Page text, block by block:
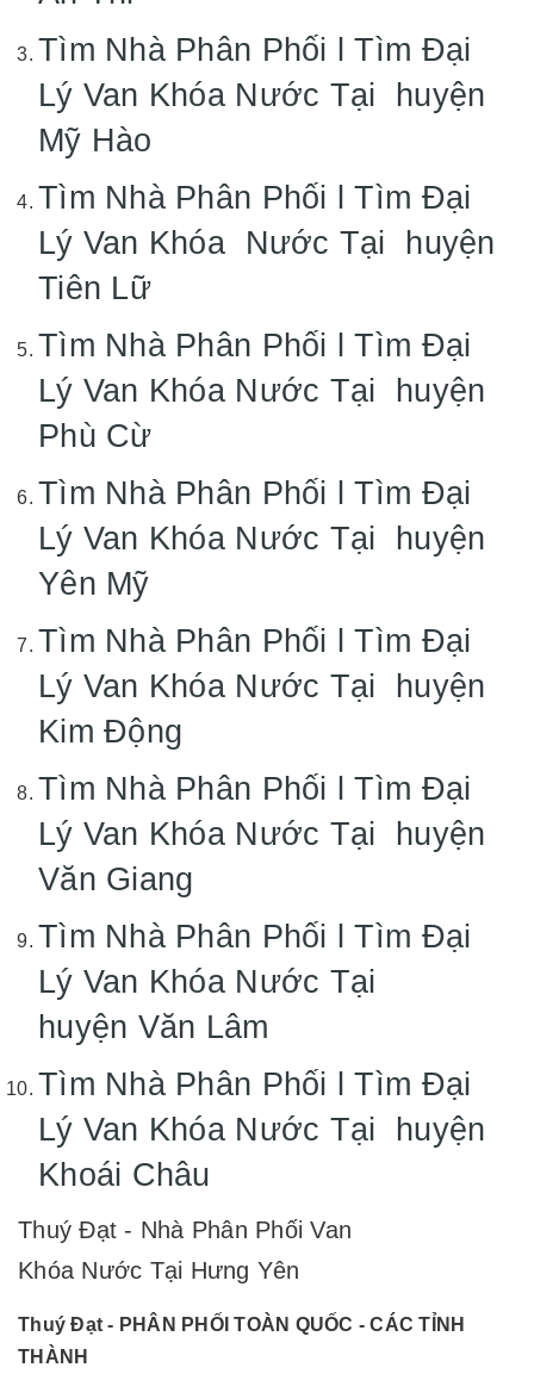
Tìm Nhà Phân Phối l Tìm Đại
Lý Van Khóa Nước Tại huyện
Mỹ Hào
Tìm Nhà Phân Phối l Tìm Đại
Lý Van Khóa Nước Tại huyện
Tiên Lữ
Tìm Nhà Phân Phối l Tìm Đại
Lý Van Khóa Nước Tại huyện
Phù Cừ
Tìm Nhà Phân Phối l Tìm Đại
Lý Van Khóa Nước Tại huyện
Yên Mỹ
Tìm Nhà Phân Phối l Tìm Đại
Lý Van Khóa Nước Tại huyện
Kim Động
Tìm Nhà Phân Phối l Tìm Đại
Lý Van Khóa Nước Tại huyện
Văn Giang
Tìm Nhà Phân Phối l Tìm Đại
Lý Van Khóa Nước Tại
huyện Văn Lâm
Tìm Nhà Phân Phối l Tìm Đại
Lý Van Khóa Nước Tại huyện
Khoái Châu
Thuý Đạt - Nhà Phân Phối Van
Khóa Nước Tại Hưng Yên
Thuý Đạt - PHÂN PHỐI TOÀN QUỐC - CÁC TỈNH
THÀNH